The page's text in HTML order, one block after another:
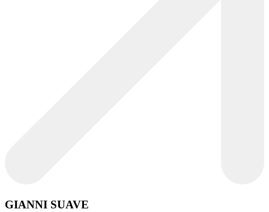
GIANNI SUAVE